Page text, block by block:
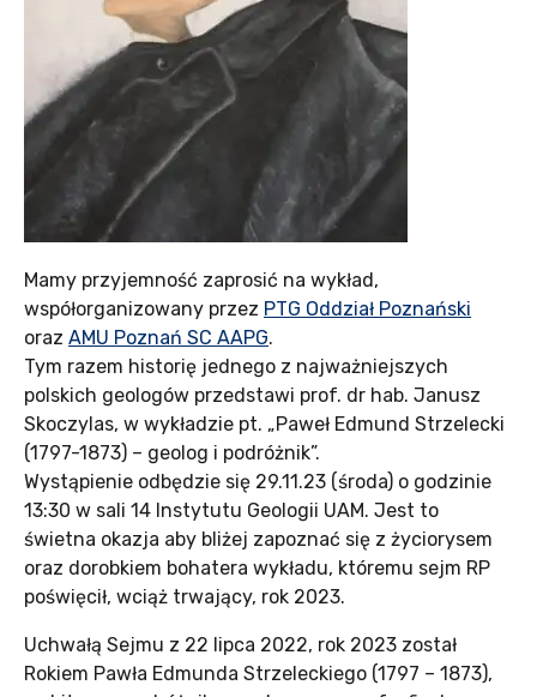
Mamy przyjemność zaprosić na wykład,
współorganizowany przez PTG Oddział Poznański
oraz AMU Poznań SC AAPG.
Tym razem historię jednego z najważniejszych
polskich geologów przedstawi prof. dr hab. Janusz
Skoczylas, w wykładzie pt. „Paweł Edmund Strzelecki
(1797-1873) – geolog i podróżnik”.
Wystąpienie odbędzie się 29.11.23 (środa) o godzinie
13:30 w sali 14 Instytutu Geologii UAM. Jest to
świetna okazja aby bliżej zapoznać się z życiorysem
oraz dorobkiem bohatera wykładu, któremu sejm RP
poświęcił, wciąż trwający, rok 2023.
Uchwałą Sejmu z 22 lipca 2022, rok 2023 został
Rokiem Pawła Edmunda Strzeleckiego (1797 – 1873),